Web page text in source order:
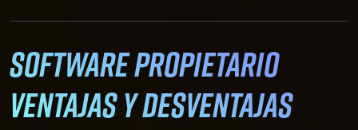
Software Propietario
Ventajas y Desventajas